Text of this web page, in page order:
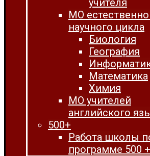
учителя
МО
научного цикла
Биология
География
Математика
Химия
МО учителей
английского
500+
Работа школы
программе 500 +